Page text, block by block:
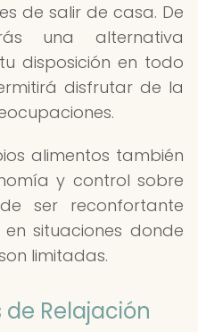
de salir de casa. De
una alternativa
disposición en todo
disfrutar de la
alimentos también
y control sobre
ser reconfortante
situaciones donde
limitadas.
Relajación